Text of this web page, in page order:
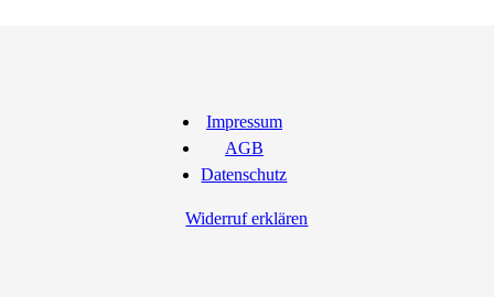
Impressum
AGB
Datenschutz
Widerruf erklären